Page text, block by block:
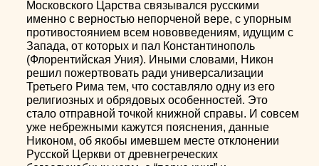
Московского Царства связывался русскими
именно с верностью непорченой вере, с упорным
противостоянием всем нововведениям, идущим с
Запада, от которых и пал Константинополь
(Флорентийская Уния). Иными словами, Никон
решил пожертвовать ради универсализации
Третьего Рима тем, что составляло одну из его
религиозных и обрядовых особенностей. Это
стало отправной точкой книжной справы. И совсем
уже небрежными кажутся пояснения, данные
Никоном, об якобы имевшем месте отклонении
Русской Церкви от древнегреческих